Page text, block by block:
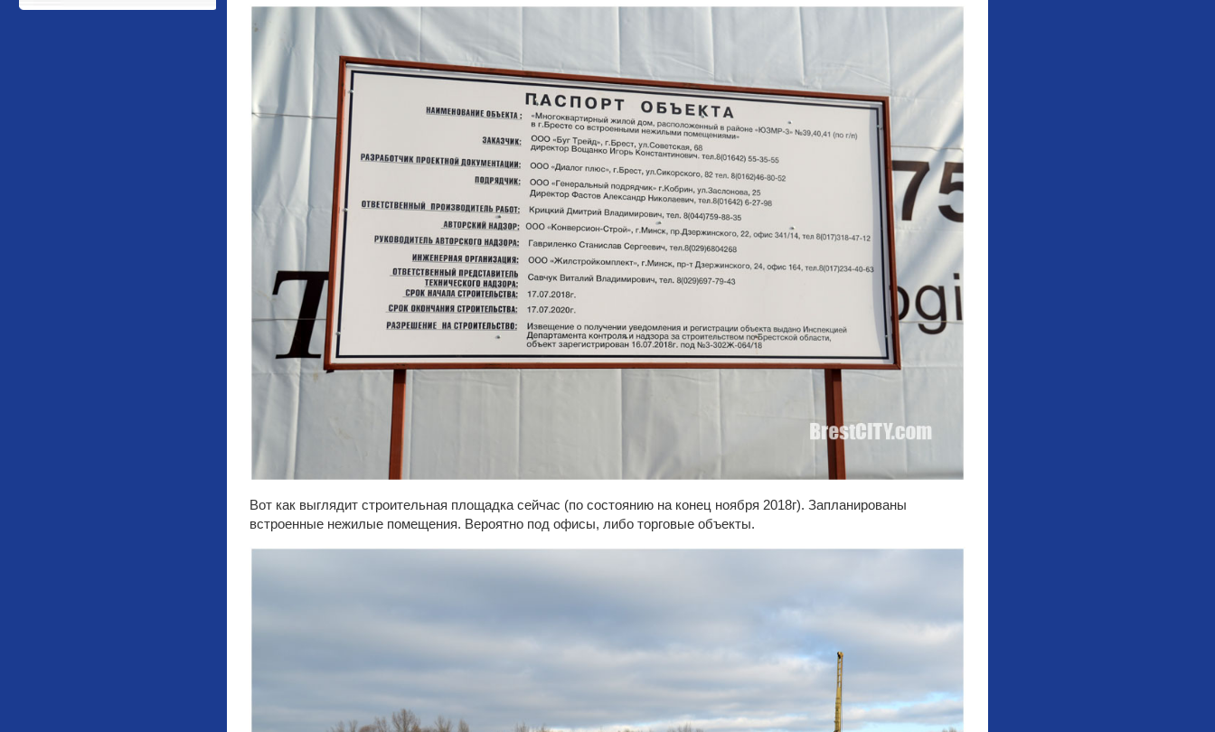
Вот как выглядит строительная площадка сейчас (по состоянию на конец ноября 2018г). Запланированы
встроенные нежилые помещения. Вероятно под офисы, либо торговые объекты.